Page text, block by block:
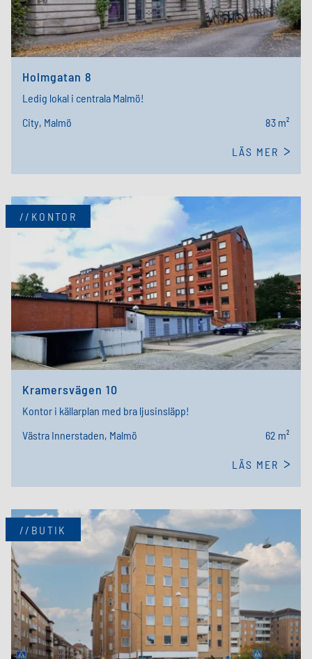
Holmgatan 8
Ledig lokal i centrala Malmö!
City, Malmö
83 m²
LÄS MER
//KONTOR
Kramersvägen 10
Kontor i källarplan med bra ljusinsläpp!
Västra Innerstaden, Malmö
62 m²
LÄS MER
//BUTIK